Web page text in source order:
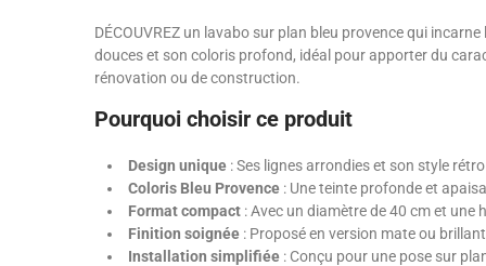
DÉCOUVREZ un lavabo sur plan bleu provence qui
douces et son coloris profond, idéal pour apporter du
rénovation ou de construction.
Pourquoi choisir ce produit
Design unique : Ses lignes arrondies et son style
Coloris Bleu Provence : Une teinte profonde et
Format compact : Avec un diamètre de 40 cm et
Finition soignée : Proposé en version mate ou
Installation simplifiée : Conçu pour une pose sur